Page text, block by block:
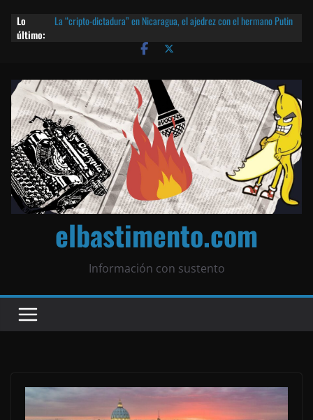
Lo
último:
La “cripto-dictadura” en Nicaragua, el ajedrez con el hermano Putin
Agarrá tu POLLO FRITO, vamos a la dictadura ETERNA | ¡O lo que
¡El partido único! Nicaragua, la Corea del Norte con queso frito y el
Batman de Matagalpa
Las mentiras del Cardenal Leopoldo Brenes con el Papa
¿Piratas de El Carmen en la India? El barco fantasma de Nicaragua |
¡O lo que queda!
elbastimento.com
Información con sustento